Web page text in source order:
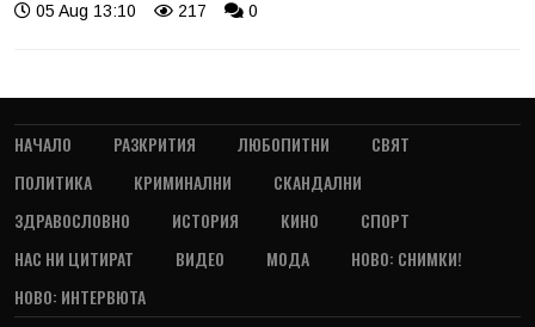
05 Aug 13:10 217 0
НАЧАЛО РАЗКРИТИЯ ЛЮБОПИТНИ
СВЯТ
ПОЛИТИКА
КРИМИНАЛНИ
СКАНДАЛНИ
ЗДРАВОСЛОВНО
ИСТОРИЯ КИНО
СПОРТ
НАС НИ ЦИТИРАТ
ВИДЕО МОДА
НОВО: СНИМКИ!
НОВО: ИНТЕРВЮТА